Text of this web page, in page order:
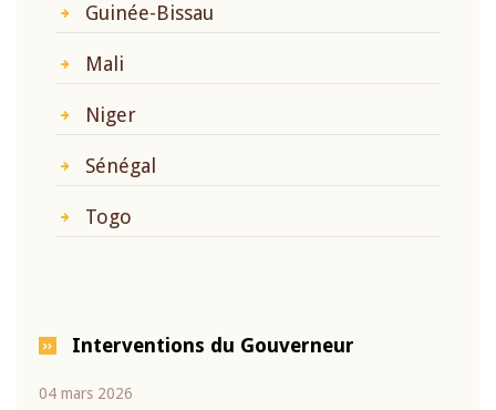
Guinée-Bissau
Mali
Niger
Sénégal
Togo
Interventions du Gouverneur
04 mars 2026